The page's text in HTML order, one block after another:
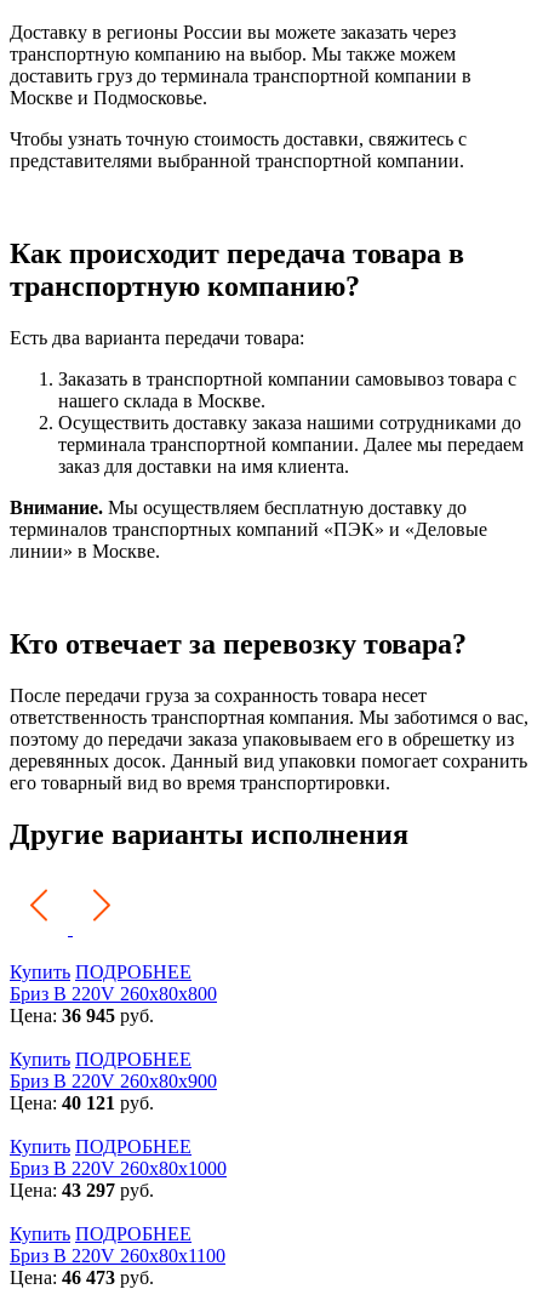
Доставку в регионы России вы можете заказать через
транспортную компанию на выбор. Мы также можем
доставить груз до терминала транспортной компании в
Москве и Подмосковье.
Чтобы узнать точную стоимость доставки, свяжитесь с
представителями выбранной транспортной компании.
Как происходит передача товара в
транспортную компанию?
Есть два варианта передачи товара:
Заказать в транспортной компании самовывоз товара с
нашего склада в Москве.
Осуществить доставку заказа нашими сотрудниками до
терминала транспортной компании. Далее мы передаем
заказ для доставки на имя клиента.
Внимание. Мы осуществляем бесплатную доставку до
терминалов транспортных компаний «ПЭК» и «Деловые
линии» в Москве.
Кто отвечает за перевозку товара?
После передачи груза за сохранность товара несет
ответственность транспортная компания. Мы заботимся о вас,
поэтому до передачи заказа упаковываем его в обрешетку из
деревянных досок. Данный вид упаковки помогает сохранить
его товарный вид во время транспортировки.
Другие варианты исполнения
Купить ПОДРОБНЕЕ
Бриз В 220V 260x80x800
Цена: 36 945 руб.
Купить ПОДРОБНЕЕ
Бриз В 220V 260x80x900
Цена: 40 121 руб.
Купить ПОДРОБНЕЕ
Бриз В 220V 260x80x1000
Цена: 43 297 руб.
Купить ПОДРОБНЕЕ
Бриз В 220V 260x80x1100
Цена: 46 473 руб.